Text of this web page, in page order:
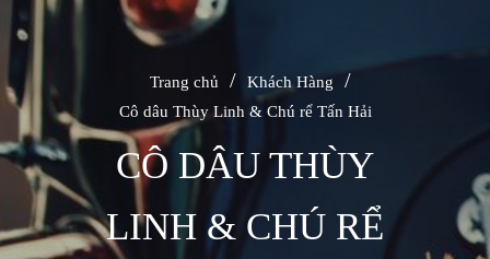
Trang chủ / Khách Hàng /
Cô dâu Thùy Linh & Chú rể Tấn Hải
CÔ DÂU THÙY
LINH & CHÚ RỂ